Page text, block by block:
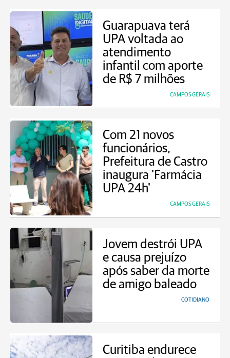
Guarapuava terá
UPA voltada ao
atendimento
infantil com aporte
de R$ 7 milhões
CAMPOS GERAIS
Com 21 novos
funcionários,
Prefeitura de Castro
inaugura 'Farmácia
UPA 24h'
CAMPOS GERAIS
Jovem destrói UPA
e causa prejuízo
após saber da morte
de amigo baleado
COTIDIANO
Curitiba endurece